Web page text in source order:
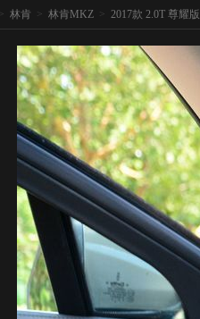
> 林肯 > 林肯MKZ > 2017款 2.0T 尊耀版